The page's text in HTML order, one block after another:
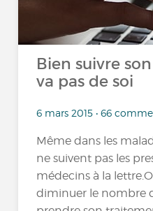
Bien suivre
va pas de soi
6 mars 2015 • 66
Même dans les
ne suivent pas les
médecins à la
diminuer le nombre